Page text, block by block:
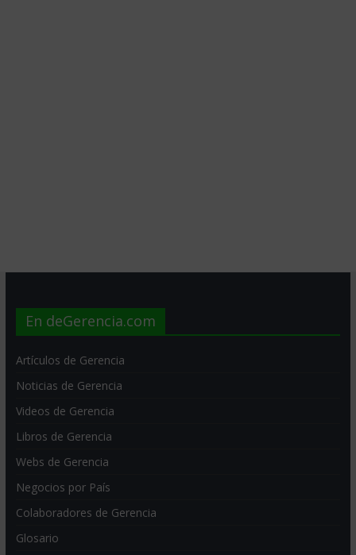
En deGerencia.com
Artículos de Gerencia
Noticias de Gerencia
Videos de Gerencia
Libros de Gerencia
Webs de Gerencia
Negocios por País
Colaboradores de Gerencia
Glosario